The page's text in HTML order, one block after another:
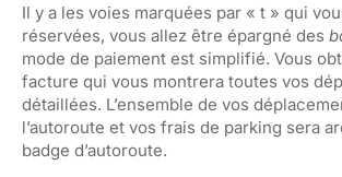
Il y a les voies marquées par « t » qui
réservées, vous allez être épargné des
mode de paiement est simplifié. Vous
facture qui vous montrera toutes vos
détaillées. L’ensemble de vos
l’autoroute et vos frais de parking sera
badge d’autoroute.